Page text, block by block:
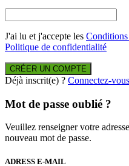
J'ai lu et j'accepte les
Politique de confidentialité
CRÉER UN COMPTE
Déjà inscrit(e) ? Connectez-vous
Mot de passe oublié ?
Veuillez renseigner votre
nouveau mot de passe.
ADRESS E-MAIL